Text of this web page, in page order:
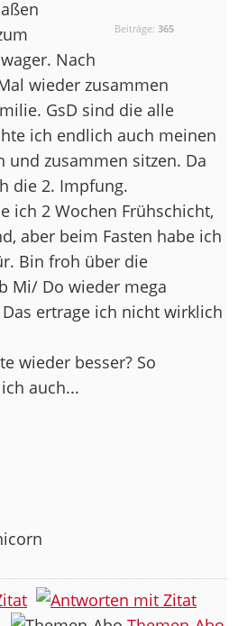
Beiträge:365
Nach
wieder zusammen
GsD sind die alle
ich endlich auch meinen
und zusammen sitzen. Da
die 2. Impfung.
ich 2 Wochen Frühschicht,
aber beim Fasten habe ich
Bin froh über die
Mi/ Do wieder mega
ertrage ich nicht wirklich
wieder besser? So
auch...